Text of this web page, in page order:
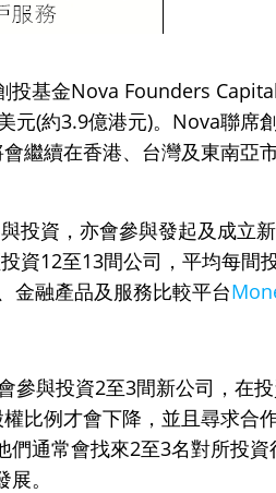
投基金Nova Founders Capi
元(約3.9億港元)。Nova聯席
繼續在香港、台灣及東南亞
投資，亦會參與發起及成立
資12至13間公司，平均每間
金融產品及服務比較平台
參與投資2至3間新公司，在
比例才會下降，並且尋求合
們通常會找來2至3名對所投
。